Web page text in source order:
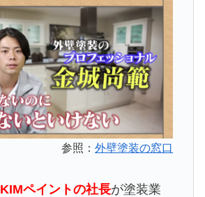
参照：外壁塗装の窓口
KIMペイントの社長が塗装業